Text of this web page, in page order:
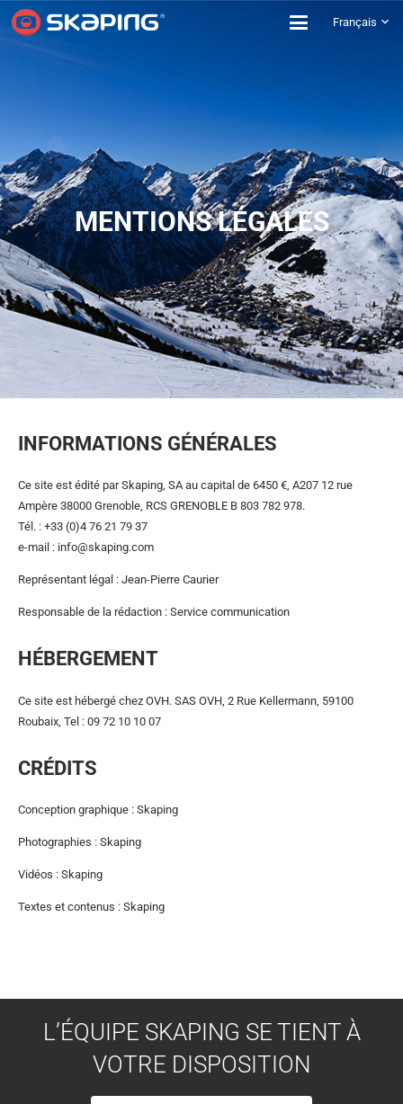
Français
MENTIONS LÉGALES
INFORMATIONS GÉNÉRALES
Ce site est édité par Skaping, SA au capital de 6450 €, A207 12 rue
Ampère 38000 Grenoble, RCS GRENOBLE B 803 782 978.
Tél. : +33 (0)4 76 21 79 37
e-mail : info@skaping.com
Représentant légal : Jean-Pierre Caurier
Responsable de la rédaction : Service communication
HÉBERGEMENT
Ce site est hébergé chez OVH. SAS OVH, 2 Rue Kellermann, 59100
Roubaix, Tel : 09 72 10 10 07
CRÉDITS
Conception graphique : Skaping
Photographies : Skaping
Vidéos : Skaping
Textes et contenus : Skaping
L’ÉQUIPE SKAPING SE TIENT À
VOTRE DISPOSITION